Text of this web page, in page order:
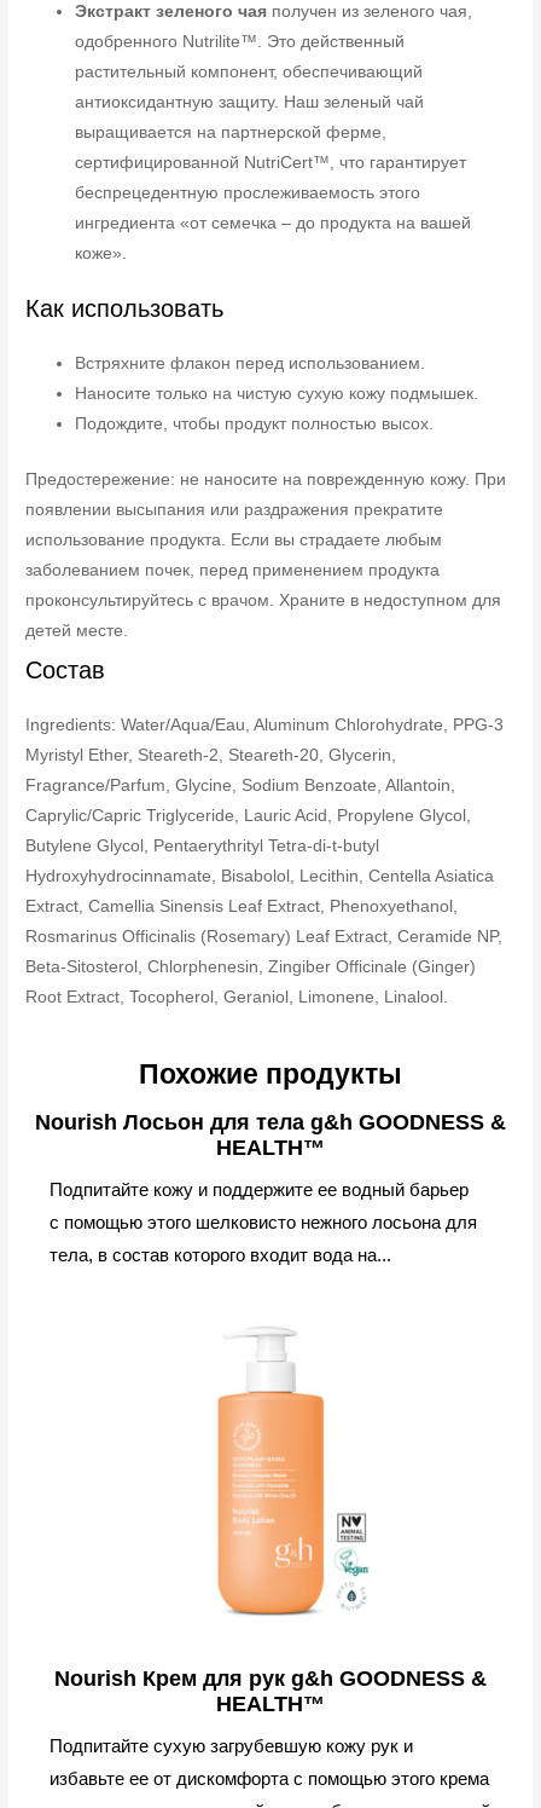
Экстракт зеленого чая получен из зеленого чая,
одобренного Nutrilite™. Это действенный
растительный компонент, обеспечивающий
антиоксидантную защиту. Наш зеленый чай
выращивается на партнерской ферме,
сертифицированной NutriCert™, что гарантирует
беспрецедентную прослеживаемость этого
ингредиента «от семечка – до продукта на вашей
коже».
Как использовать
Встряхните флакон перед использованием.
Наносите только на чистую сухую кожу подмышек.
Подождите, чтобы продукт полностью высох.
Предостережение: не наносите на поврежденную кожу. При
появлении высыпания или раздражения прекратите
использование продукта. Если вы страдаете любым
заболеванием почек, перед применением продукта
проконсультируйтесь с врачом. Храните в недоступном для
детей месте.
Состав
Ingredients: Water/Aqua/Eau, Aluminum Chlorohydrate, PPG-3
Myristyl Ether, Steareth-2, Steareth-20, Glycerin,
Fragrance/Parfum, Glycine, Sodium Benzoate, Allantoin,
Caprylic/Capric Triglyceride, Lauric Acid, Propylene Glycol,
Butylene Glycol, Pentaerythrityl Tetra-di-t-butyl
Hydroxyhydrocinnamate, Bisabolol, Lecithin, Centella Asiatica
Extract, Camellia Sinensis Leaf Extract, Phenoxyethanol,
Rosmarinus Officinalis (Rosemary) Leaf Extract, Ceramide NP,
Beta-Sitosterol, Chlorphenesin, Zingiber Officinale (Ginger)
Root Extract, Tocopherol, Geraniol, Limonene, Linalool.
Похожие продукты
Nourish Лосьон для тела g&h GOODNESS &
HEALTH™
Подпитайте кожу и поддержите ее водный барьер
с помощью этого шелковисто нежного лосьона для
тела, в состав которого входит вода на...
Nourish Крем для рук g&h GOODNESS &
HEALTH™
Подпитайте сухую загрубевшую кожу рук и
избавьте ее от дискомфорта с помощью этого крема